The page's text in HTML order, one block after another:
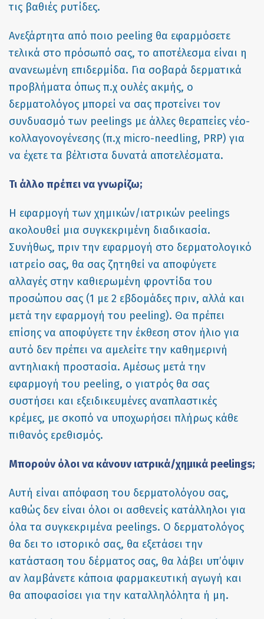
τις βαθιές ρυτίδες.
Ανεξάρτητα από ποιο peeling θα εφαρμόσετε
τελικά στο πρόσωπό σας, το αποτέλεσμα είναι η
ανανεωμένη επιδερμίδα. Για σοβαρά δερματικά
προβλήματα όπως π.χ ουλές ακμής, ο
δερματολόγος μπορεί να σας προτείνει τον
συνδυασμό των peelings με άλλες θεραπείες νέο-
κολλαγονογένεσης (π.χ micro-needling, PRP) για
να έχετε τα βέλτιστα δυνατά αποτελέσματα.
Τι άλλο πρέπει να γνωρίζω;
Η εφαρμογή των χημικών/ιατρικών peelings
ακολουθεί μια συγκεκριμένη διαδικασία.
Συνήθως, πριν την εφαρμογή στο δερματολογικό
ιατρείο σας, θα σας ζητηθεί να αποφύγετε
αλλαγές στην καθιερωμένη φροντίδα του
προσώπου σας (1 με 2 εβδομάδες πριν, αλλά και
μετά την εφαρμογή του peeling). Θα πρέπει
επίσης να αποφύγετε την έκθεση στον ήλιο για
αυτό δεν πρέπει να αμελείτε την καθημερινή
αντηλιακή προστασία. Αμέσως μετά την
εφαρμογή του peeling, ο γιατρός θα σας
συστήσει και εξειδικευμένες αναπλαστικές
κρέμες, με σκοπό να υποχωρήσει πλήρως κάθε
πιθανός ερεθισμός.
Mπορούν όλοι να κάνουν ιατρικά/χημικά peelings;
Αυτή είναι απόφαση του δερματολόγου σας,
καθώς δεν είναι όλοι οι ασθενείς κατάλληλοι για
όλα τα συγκεκριμένα peelings. Ο δερματολόγος
θα δει το ιστορικό σας, θα εξετάσει την
κατάσταση του δέρματος σας, θα λάβει υπ’όψιν
αν λαμβάνετε κάποια φαρμακευτική αγωγή και
θα αποφασίσει για την καταλληλόλητα ή μη.